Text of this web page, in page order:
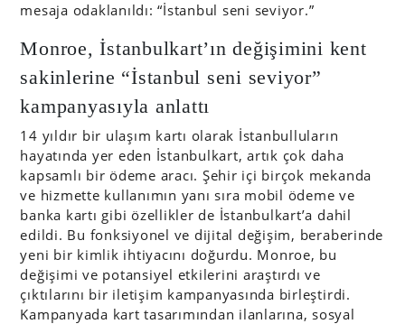
mesaja odaklanıldı: “İstanbul seni seviyor.”
Monroe, İstanbulkart’ın değişimini kent
sakinlerine “İstanbul seni seviyor”
kampanyasıyla anlattı
14 yıldır bir ulaşım kartı olarak İstanbulluların
hayatında yer eden İstanbulkart, artık çok daha
kapsamlı bir ödeme aracı. Şehir içi birçok mekanda
ve hizmette kullanımın yanı sıra mobil ödeme ve
banka kartı gibi özellikler de İstanbulkart’a dahil
edildi. Bu fonksiyonel ve dijital değişim, beraberinde
yeni bir kimlik ihtiyacını doğurdu. Monroe, bu
değişimi ve potansiyel etkilerini araştırdı ve
çıktılarını bir iletişim kampanyasında birleştirdi.
Kampanyada kart tasarımından ilanlarına, sosyal